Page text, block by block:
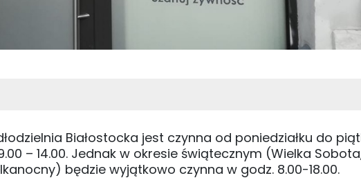
Białostocka jest czynna od poniedziałku do
– 14.00. Jednak w okresie świątecznym (Wielka
będzie wyjątkowo czynna w godz. 8.00-18.00.